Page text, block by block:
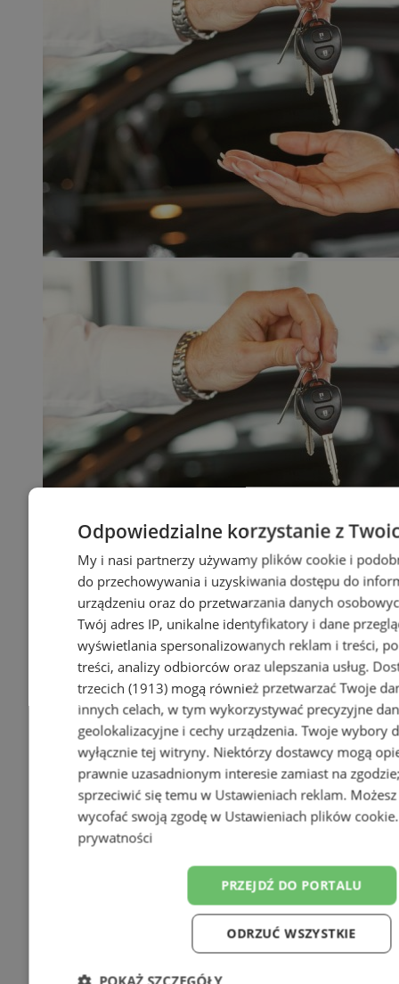
Odpowiedzialne korzystanie z
My i nasi partnerzy używamy plików cookie i
do przechowywania i uzyskiwania dostępu do
urządzeniu oraz do przetwarzania danych
Twój adres IP, unikalne identyfikatory i dane
wyświetlania spersonalizowanych reklam i treści,
treści, analizy odbiorców oraz ulepszania usług.
trzecich (1913) mogą również przetwarzać Twoje
innych celach, w tym wykorzystywać precyzyjne
geolokalizacyjne i cechy urządzenia. Twoje wybory
wyłącznie tej witryny. Niektórzy dostawcy mogą
prawnie uzasadnionym interesie zamiast na
sprzeciwić się temu w Ustawieniach reklam.
wycofać swoją zgodę w Ustawieniach plików cookie
prywatności
PRZEJDŹ DO PORTALU
ODRZUĆ WSZYSTKIE